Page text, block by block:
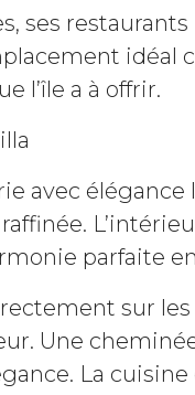
ses
l’île a à offrir.
avec
parfaite
sur
Une
La